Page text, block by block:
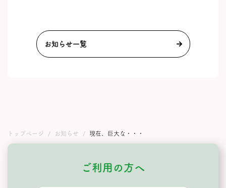
お知らせ一覧
トップページ お知らせ 現在、巨大な・・・
ご利用の方へ